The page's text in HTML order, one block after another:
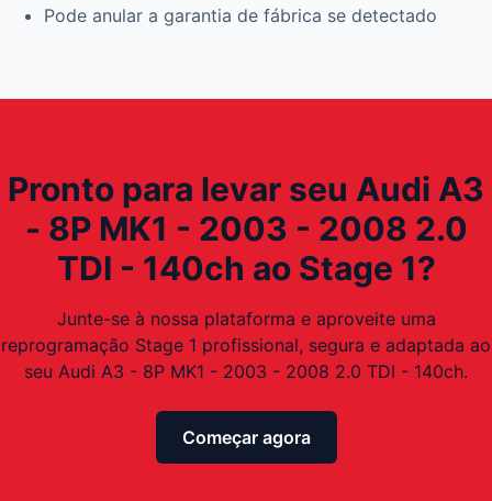
Pode anular a garantia de fábrica se detectado
Pronto para levar seu Audi A3
- 8P MK1 - 2003 - 2008 2.0
TDI - 140ch ao Stage 1?
Junte-se à nossa plataforma e aproveite uma
reprogramação Stage 1 profissional, segura e adaptada ao
seu Audi A3 - 8P MK1 - 2003 - 2008 2.0 TDI - 140ch.
Começar agora